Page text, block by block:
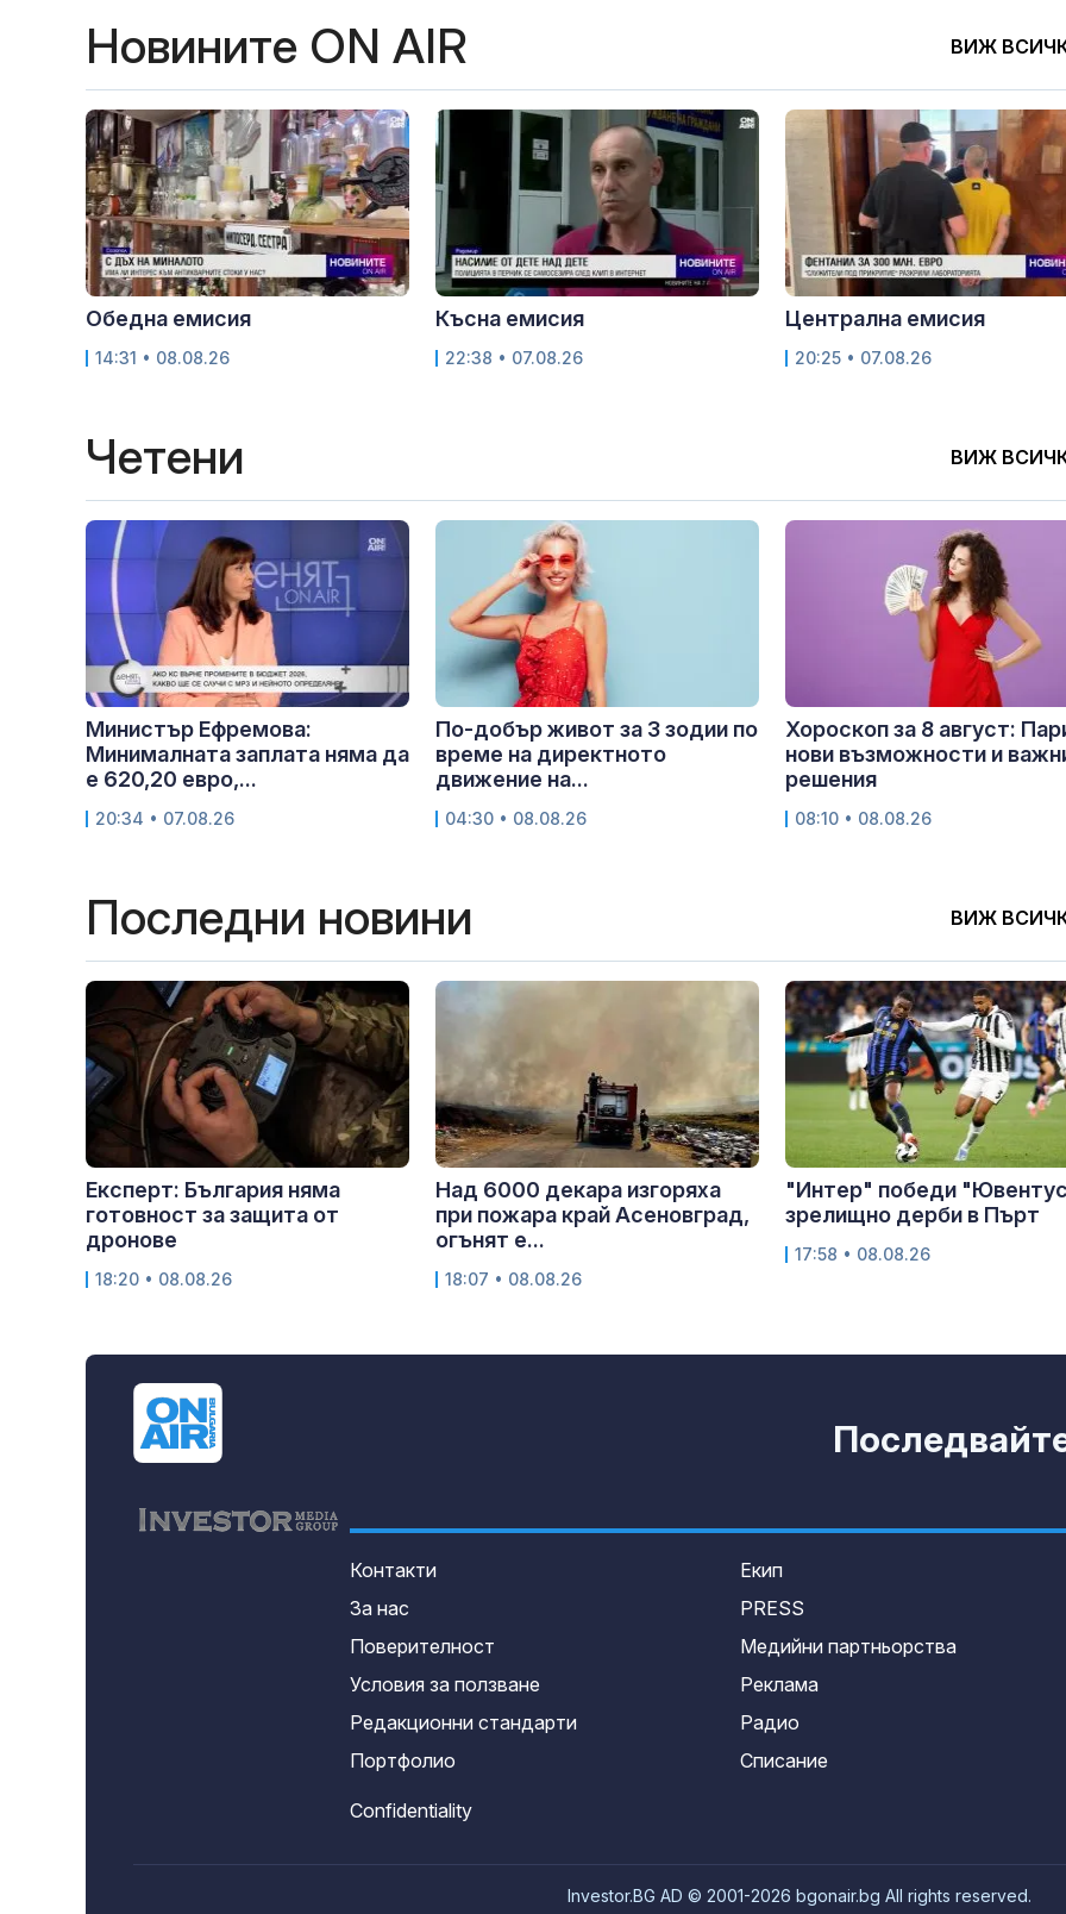
Новините ON AIR ВИЖ
Обедна емисия
14:31 • 08.08.26
Късна емисия
22:38 • 07.08.26
Централна емисия
20:25 • 07.08.26
Четени ВИЖ
Министър Ефремова:
Минималната заплата няма да
е 620,20 евро,...
20:34 • 07.08.26
По-добър живот за 3 зодии по
време на директното
движение на...
04:30 • 08.08.26
Хороскоп за 8 август:
нови възможности и
решения
08:10 • 08.08.26
Последни новини ВИЖ
Експерт: България няма
готовност за защита от
дронове
18:20 • 08.08.26
Над 6000 декара изгоряха
при пожара край Асеновград,
огънят е...
18:07 • 08.08.26
"Интер" победи
зрелищно дерби в Пърт
17:58 • 08.08.26
Контакти
За нас
Поверителност
Условия за ползване
Редакционни стандарти
Портфолио
Екип
PRESS
Медийни партньорства
Реклама
Радио
Списание
Confidentiality
Investor.BG AD © 2001-2026 bgonair.bg All rights reserved.